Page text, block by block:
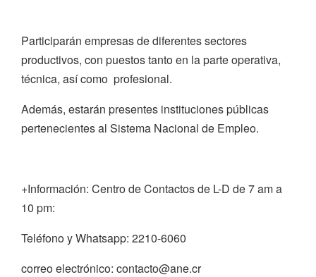
Participarán empresas de diferentes sectores
productivos, con puestos tanto en la parte operativa,
técnica, así como profesional.
Además, estarán presentes instituciones públicas
pertenecientes al Sistema Nacional de Empleo.
+Información: Centro de Contactos de L-D de 7 am a
10 pm:
Teléfono y Whatsapp: 2210-6060
correo electrónico: contacto@ane.cr